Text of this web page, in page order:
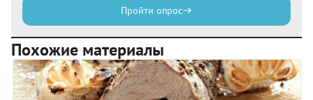
Пройти опрос
Похожие материалы